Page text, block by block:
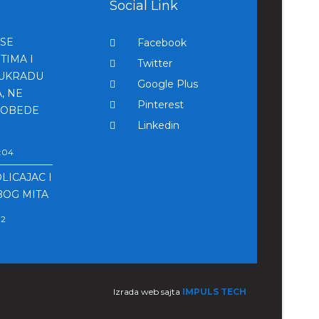
I
NE
I
MITA
Social Link
Facebook
Twitter
Google Plus
Pinterest
Linkedin
Izrada web sajta IMPULS TECH